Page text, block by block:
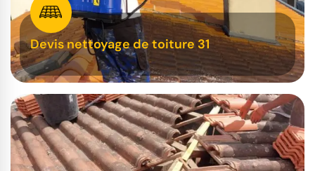
Devis nettoyage de toiture 31